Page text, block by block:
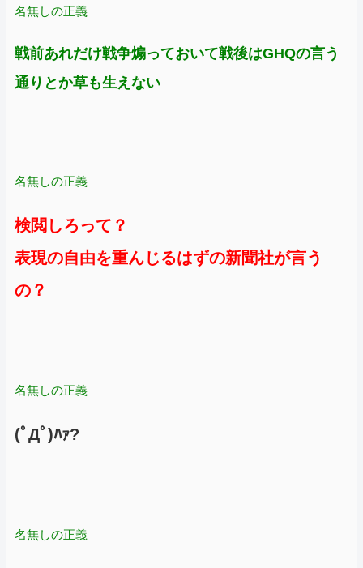
名無しの正義
戦前あれだけ戦争煽っておいて戦後はGHQの言う
通りとか草も生えない
名無しの正義
検閲しろって？
表現の自由を重んじるはずの新聞社が言う
の？
名無しの正義
(ﾟДﾟ)ﾊｧ?
名無しの正義